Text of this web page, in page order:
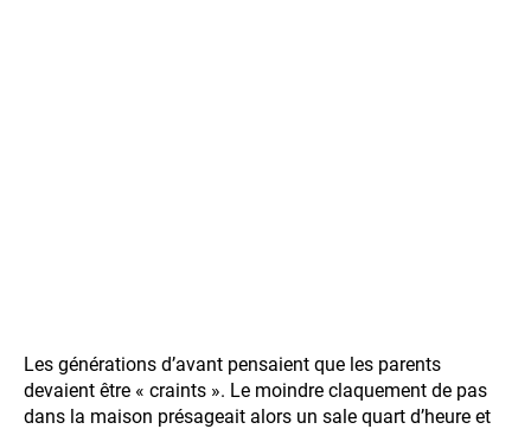
Les générations d’avant pensaient que les parents
devaient être « craints ». Le moindre claquement de pas
dans la maison présageait alors un sale quart d’heure et